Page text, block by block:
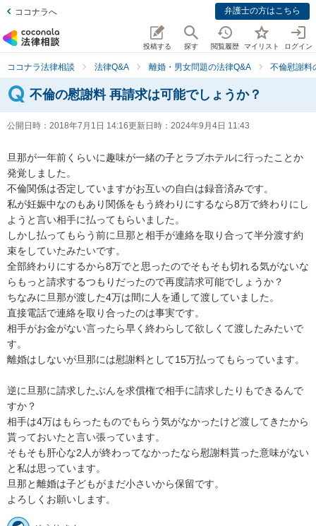
ココナラへ 弁護士の方はこちら
投稿する 探す 閲覧履歴 マイリスト ログイン
ココナラ法律相談 法律Q&A 離婚・男女問題の法律Q&A 不倫慰謝料
不倫の慰謝料 再請求は可能でしょうか？
公開日時： 2018年7月1日 14:16更新日時： 2024年9月4日 11:43
旦那が一年前くらいに趣味が一緒の子とラブホテルに行ったことか
発覚しました。
不倫関係は否定していますがお互いの自白は録音済みです。
私が妊娠中なのもあり関係をもう終わりにするなら8万で終わりにし
ようと言い相手に払ってもらいました。
しかし払ってもらう前に旦那と相手が連絡を取り合って半分渡す約
束をしていたみたいです。
全部終わりにするから8万でと思ったのでそもそも切れる気がないな
らもっと請求するつもりだったので再度請求可能でしょうか？
ちなみに旦那が渡した4万は間に人を通して渡していました。
直接電話で連絡を取り合ったのは事実です。
相手がお金がない言ったら早く終わらして欲しくて渡したみたいで
す。
離婚はしないが旦那には慰謝料として15万払ってもらっています。
逆に旦那に請求したぶんを求償権で相手に請求したりもできるんで
すか？
相手は4万はもらったものでもらう気がなかったけど渡してきたから
貰っておいたと言い張っています。
そもそも肝心な2人が終わってなかったなら慰謝料貰った意味がない
と私は思っています。
旦那と離婚は子どもがまだ小さいから保留です。
よろしくお願いします。